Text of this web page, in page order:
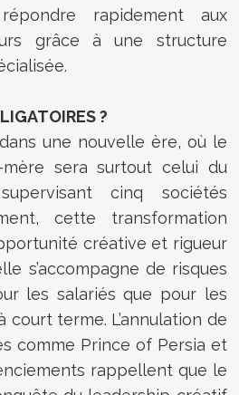
rapidement aux
grâce à une structure
?
une nouvelle ère, où le
sera surtout celui du
cinq sociétés
cette transformation
créative et rigueur
s’accompagne de risques
les salariés que pour les
court terme. L’annulation de
comme Prince of Persia et
rappellent que le